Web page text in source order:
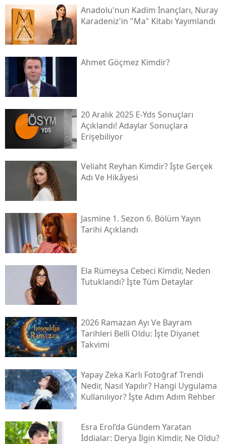
Anadolu'nun Kadim İnançları, Nuray
Karadeniz'in "ma" Kitabı Yayımlandı
Ahmet Göçmez Kimdir?
20 Aralık 2025 E-Yds Sonuçları
Açıklandı! Adaylar Sonuçlara
Erişebiliyor
Veliaht Reyhan Kimdir? İşte Gerçek
Adı Ve Hikâyesi
Jasmine 1. Sezon 6. Bölüm Yayın
Tarihi Açıklandı
Ela Rümeysa Cebeci Kimdir, Neden
Tutuklandı? İşte Tüm Detaylar
2026 Ramazan Ayı Ve Bayram
Tarihleri Belli Oldu: İşte Diyanet
Takvimi
Yapay Zeka Karlı Fotoğraf Trendi
Nedir, Nasıl Yapılır? Hangi Uygulama
Kullanılıyor? İşte Adım Adım Rehber
Esra Erol’da Gündem Yaratan
İddialar: Derya İlgin Kimdir, Ne Oldu?